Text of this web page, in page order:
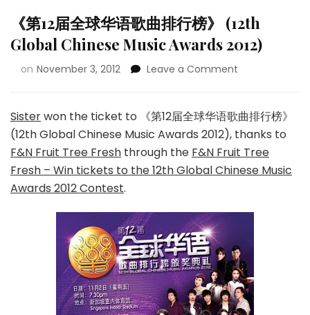
《第12届全球华语歌曲排行榜》 (12th
Global Chinese Music Awards 2012)
on November 3, 2012 Leave a Comment
Sisterwon the ticket to 《第12届全球华语歌曲排行榜》
(12th Global Chinese Music Awards 2012), thanks to
F&N Fruit Tree Fresh through the F&N Fruit Tree
Fresh – Win tickets to the 12th Global Chinese Music
Awards 2012 Contest.